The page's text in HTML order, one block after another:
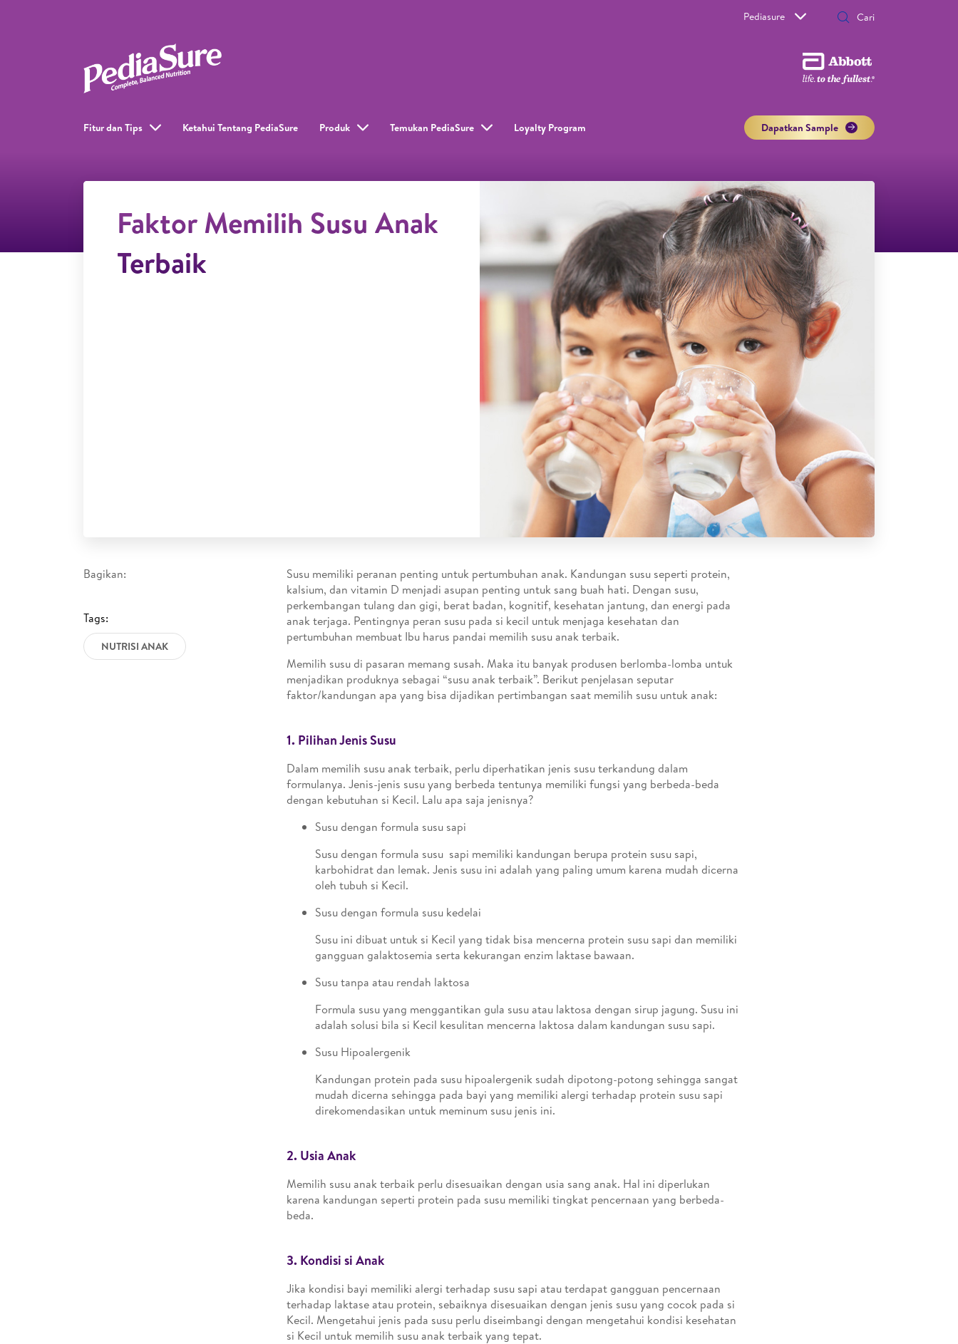
Pediasure
Fitur dan Tips Ketahui Tentang PediaSure Produk Temukan PediaSure Loyalty Program​ Dapatkan Sample
Faktor Memilih Susu Anak
Terbaik
Bagikan:
Tags:
NUTRISI ANAK
Susu memiliki peranan penting untuk pertumbuhan anak. Kandungan susu seperti protein,
kalsium, dan vitamin D menjadi asupan penting untuk sang buah hati. Dengan susu,
perkembangan tulang dan gigi, berat badan, kognitif, kesehatan jantung, dan energi pada
anak terjaga. Pentingnya peran susu pada si kecil untuk menjaga kesehatan dan
pertumbuhan membuat Ibu harus pandai memilih susu anak terbaik.
Memilih susu di pasaran memang susah. Maka itu banyak produsen berlomba-lomba untuk
menjadikan produknya sebagai “susu anak terbaik”. Berikut penjelasan seputar
faktor/kandungan apa yang bisa dijadikan pertimbangan saat memilih susu untuk anak:
1. Pilihan Jenis Susu
Dalam memilih susu anak terbaik, perlu diperhatikan jenis susu terkandung dalam
formulanya. Jenis-jenis susu yang berbeda tentunya memiliki fungsi yang berbeda-beda
dengan kebutuhan si Kecil. Lalu apa saja jenisnya?
Susu dengan formula susu sapi
Susu dengan formula susu sapi memiliki kandungan berupa protein susu sapi,
karbohidrat dan lemak. Jenis susu ini adalah yang paling umum karena mudah dicerna
oleh tubuh si Kecil.
Susu dengan formula susu kedelai
Susu ini dibuat untuk si Kecil yang tidak bisa mencerna protein susu sapi dan memiliki
gangguan galaktosemia serta kekurangan enzim laktase bawaan.
Susu tanpa atau rendah laktosa
Formula susu yang menggantikan gula susu atau laktosa dengan sirup jagung. Susu ini
adalah solusi bila si Kecil kesulitan mencerna laktosa dalam kandungan susu sapi.
Susu Hipoalergenik
Kandungan protein pada susu hipoalergenik sudah dipotong-potong sehingga sangat
mudah dicerna sehingga pada bayi yang memiliki alergi terhadap protein susu sapi
direkomendasikan untuk meminum susu jenis ini.
2. Usia Anak
Memilih susu anak terbaik perlu disesuaikan dengan usia sang anak. Hal ini diperlukan
karena kandungan seperti protein pada susu memiliki tingkat pencernaan yang berbeda-
beda.
3. Kondisi si Anak
Jika kondisi bayi memiliki alergi terhadap susu sapi atau terdapat gangguan pencernaan
terhadap laktase atau protein, sebaiknya disesuaikan dengan jenis susu yang cocok pada si
Kecil. Mengetahui jenis pada susu perlu diseimbangi dengan mengetahui kondisi kesehatan
si Kecil untuk memilih susu anak terbaik yang tepat.